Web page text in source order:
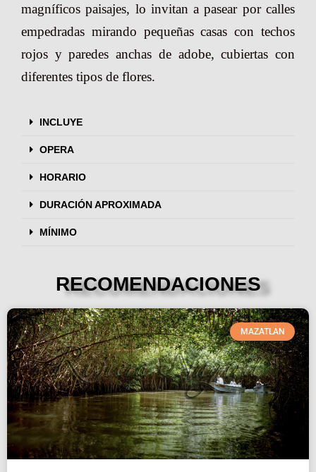
magníficos paisajes, lo invitan a pasear por calles
empedradas mirando pequeñas casas con techos
rojos y paredes anchas de adobe, cubiertas con
diferentes tipos de flores.
INCLUYE
OPERA
HORARIO
DURACIÓN APROXIMADA
MÍNIMO
RECOMENDACIONES
MAZATLAN